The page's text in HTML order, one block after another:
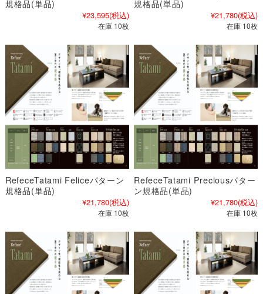
規格品(単品)
¥23,595(税込)
在庫 10枚
規格品(単品)
¥21,780(税込)
在庫 10枚
RefeceTatami Feliceパターン
規格品(単品)
¥21,780(税込)
在庫 10枚
RefeceTatami Preciousパター
ン規格品(単品)
¥21,780(税込)
在庫 10枚